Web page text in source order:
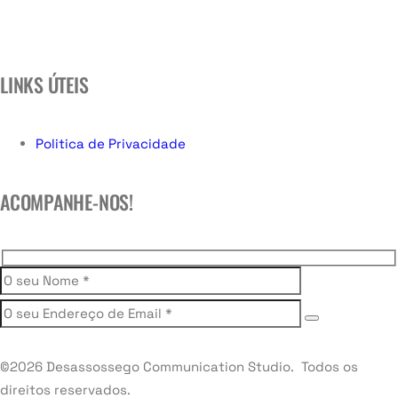
LINKS ÚTEIS
Politica de Privacidade
ACOMPANHE-NOS!
©2026 Desassossego Communication Studio. Todos os
direitos reservados.